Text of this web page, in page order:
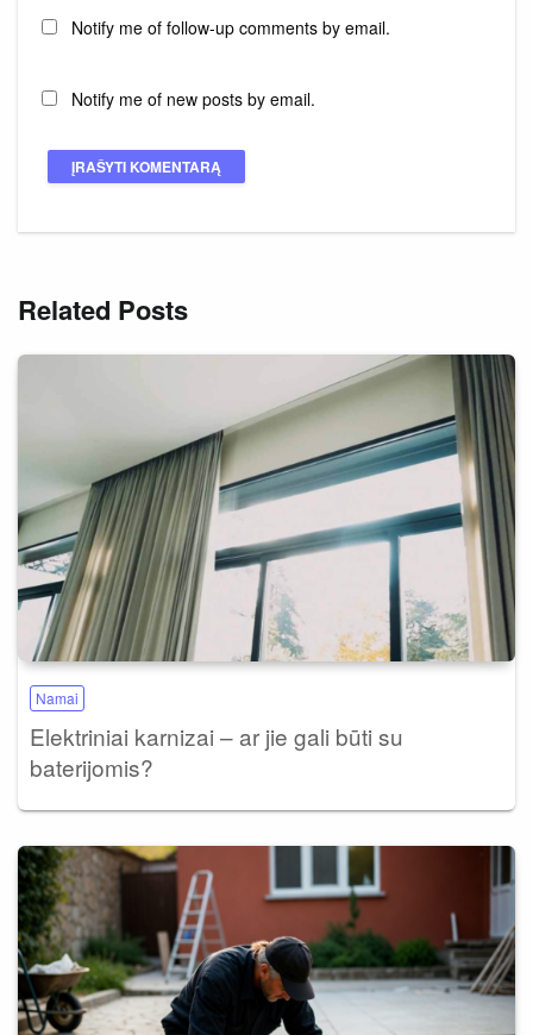
Notify me of follow-up comments by email.
Notify me of new posts by email.
Related Posts
Namai
Elektriniai karnizai – ar jie gali būti su
baterijomis?